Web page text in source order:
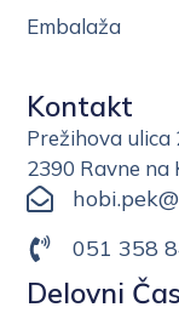
Embalaža
Kontakt
Prežihova ulica
2390 Ravne na
051 358
Delovni Čas